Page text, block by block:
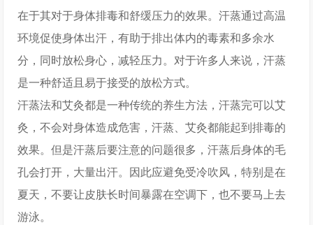
在于其对于身体排毒和舒缓压力的效果。汗蒸通过高温
环境促使身体出汗，有助于排出体内的毒素和多余水
分，同时放松身心，减轻压力。对于许多人来说，汗蒸
是一种舒适且易于接受的放松方式。
汗蒸法和艾灸都是一种传统的养生方法，汗蒸完可以艾
灸，不会对身体造成危害，汗蒸、艾灸都能起到排毒的
效果。但是汗蒸后要注意的问题很多，汗蒸后身体的毛
孔会打开，大量出汗。因此应避免受冷吹风，特别是在
夏天，不要让皮肤长时间暴露在空调下，也不要马上去
游泳。